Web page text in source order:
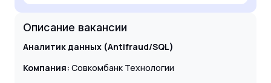
Описание вакансии
Аналитик данных (Antifraud/SQL)
Компания: Совкомбанк Технологии